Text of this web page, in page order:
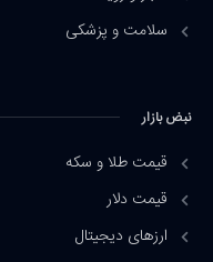
سلامت و پزشکی
نبض بازار
قیمت طلا و سکه
قیمت دلار
ارزهای دیجیتال